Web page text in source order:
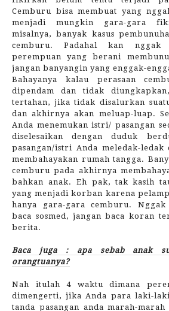
Cemburu bisa membuat yang
menjadi mungkin gara-gara
misalnya, banyak kasus
cemburu. Padahal kan
perempuan yang berani
jangan banyangin yang enggak-
Bahayanya kalau perasaan
dipendam dan tidak
tertahan, jika tidak disalurkan
dan akhirnya akan meluap-luap.
Anda menemukan istri/ pasangan
diselesaikan dengan duduk
pasangan/istri Anda meledak-
membahayakan rumah tangga.
cemburu pada akhirnya
bahkan anak. Eh pak, tak kasih
yang menjadi korban karena
hanya gara-gara cemburu.
baca sosmed, jangan baca koran
berita.
Baca juga : apa sebab anak
orangtuanya?
Nah itulah 4 waktu dimana
dimengerti, jika Anda para laki-laki
tanda pasangan anda marah-